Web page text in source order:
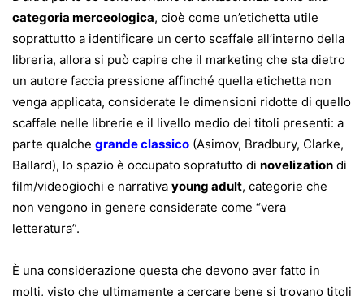
categoria merceologica, cioè come un’etichetta utile
soprattutto a identificare un certo scaffale all’interno della
libreria, allora si può capire che il marketing che sta dietro
un autore faccia pressione affinché quella etichetta non
venga applicata, considerate le dimensioni ridotte di quello
scaffale nelle librerie e il livello medio dei titoli presenti: a
parte qualche grande classico (Asimov, Bradbury, Clarke,
Ballard), lo spazio è occupato sopratutto di novelization di
film/videogiochi e narrativa young adult, categorie che
non vengono in genere considerate come “vera
letteratura”.
È una considerazione questa che devono aver fatto in
molti, visto che ultimamente a cercare bene si trovano titoli